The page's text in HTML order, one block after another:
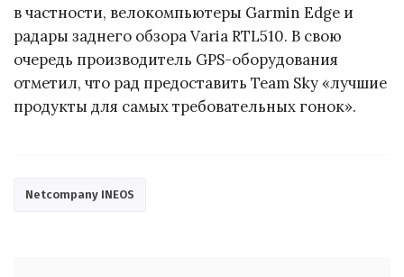
в частности, велокомпьютеры Garmin Edge и
радары заднего обзора Varia RTL510. В свою
очередь производитель GPS-оборудования
отметил, что рад предоставить Team Sky «лучшие
продукты для самых требовательных гонок».
Netcompany INEOS